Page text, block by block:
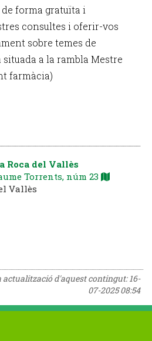
forma gratuïta i
consultes i oferir-vos
sobre temes de
situada a la rambla Mestre
farmàcia)
Roca del Vallès
Torrents, núm 23
Vallès
actualització d'aquest contingut:16-
07-2025 08:54